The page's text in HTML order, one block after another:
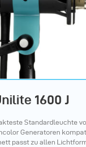
1600 J
Standardleuchte
Generatoren
passt zu allen